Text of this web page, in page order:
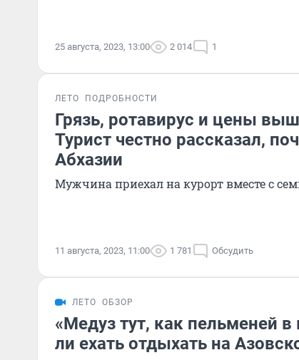
25 августа, 2023, 13:00 2 014 1
ЛЕТО ПОДРОБНОСТИ
Грязь, ротавирус и цены
Турист честно рассказал,
Абхазии
Мужчина приехал на курорт вместе с
11 августа, 2023, 11:00 1 781 Обсудить
ЛЕТО ОБЗОР
«Мeдуз тут, кaк пельменей в
ли ехать отдыхать на